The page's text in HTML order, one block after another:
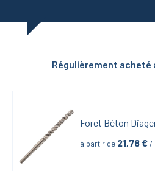
Régulièrement acheté
Foret Béton
à partir de 21,78 € /